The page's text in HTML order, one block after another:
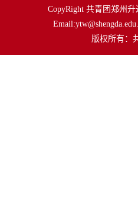
CopyRight 共青团郑州
版权所有：共